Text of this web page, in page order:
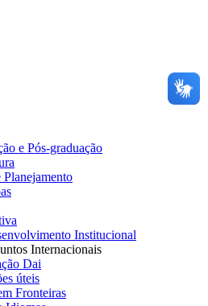
e Pós-graduação
Institucional
Internacionais
Dai
úteis
Fronteiras